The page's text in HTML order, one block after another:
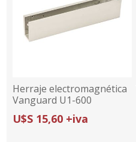
Herraje electromagnética
Vanguard U1-600
U$S 15,60 +iva